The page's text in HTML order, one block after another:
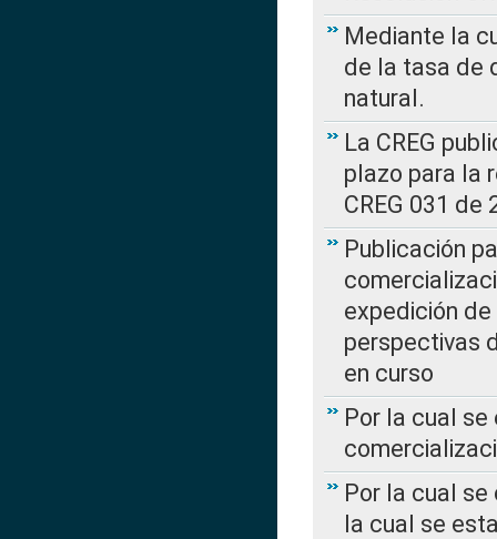
Mediante la
de la tasa de
natural.
La CREG
plazo para la
CREG 031 de
Publicación
expedición de
perspectivas
en curso
Por la cual
Por la cual se
la cual se